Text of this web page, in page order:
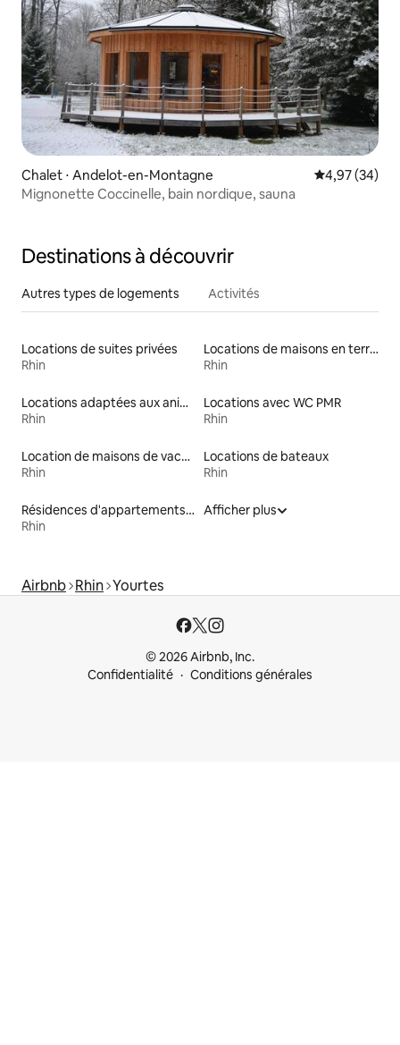
Chalet ⋅ Andelot-en-Montagne Évaluation
4,97 (34)
Mignonette Coccinelle, bain nordique, sauna
Destinations à découvrir
Autres types de logements Activités
Locations de suites privées
Rhin
Locations de maisons en terre
Rhin
Locations adaptées aux animaux
Rhin
Locations avec WC PMR
Rhin
Location de maisons de vacances
Rhin
Locations de bateaux
Rhin
Résidences d'appartements en location
Rhin
Afficher plus
Airbnb Rhin Yourtes
© 2026 Airbnb, Inc.
Confidentialité
Conditions générales